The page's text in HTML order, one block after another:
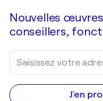
Nouvelles
conseillers,
J'en